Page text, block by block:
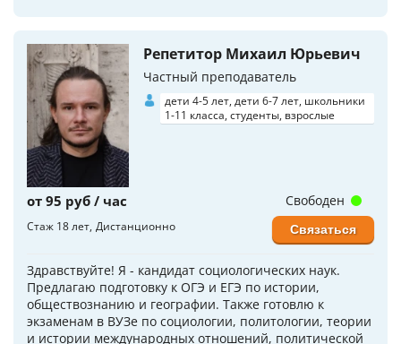
Репетитор Михаил Юрьевич
Частный преподаватель
дети 4-5 лет, дети 6-7 лет, школьники
1-11 класса, студенты, взрослые
от 95 руб / час
Стаж 18 лет Дистанционно
Здравствуйте! Я - кандидат социологических наук.
Предлагаю подготовку к ОГЭ и ЕГЭ по истории,
обществознанию и географии. Также готовлю к
экзаменам в ВУЗе по социологии, политологии, теории
и истории международных отношений, политической
Свободен
Связаться